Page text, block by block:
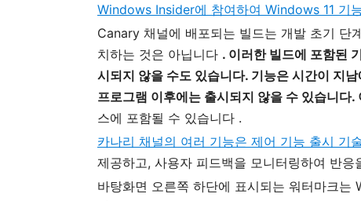
Windows Insider에 참여하여 Windows 11 기
Canary 채널에 배포되는 빌드는 개발 초기 단
치하는 것은 아닙니다 . 이러한 빌드에 포함된
시되지 않을 수도 있습니다. 기능은 시간이 지
프로그램 이후에는 출시되지 않을 수 있습니다
스에 포함될 수 있습니다 .
카나리 채널의 여러 기능은 제어 기능 출시 기
제공하고, 사용자 피드백을 모니터링하여 반
바탕화면 오른쪽 하단에 표시되는 워터마크